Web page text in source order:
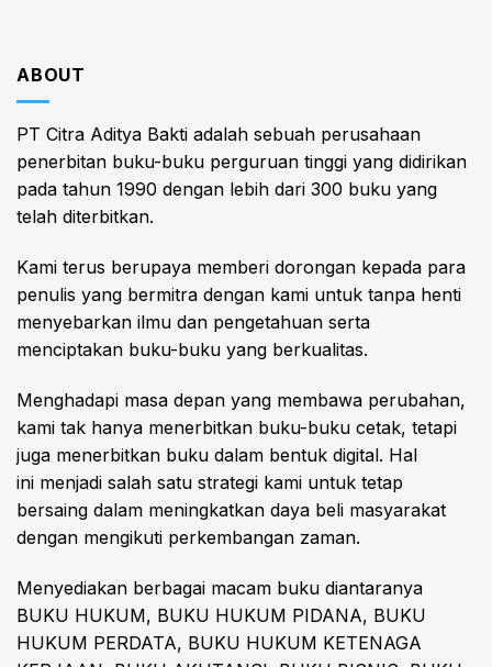
ABOUT
PT Citra Aditya Bakti adalah sebuah perusahaan
penerbitan buku-buku perguruan tinggi yang didirikan
pada tahun 1990 dengan lebih dari 300 buku yang
telah diterbitkan.
Kami terus berupaya memberi dorongan kepada para
penulis yang bermitra dengan kami untuk tanpa henti
menyebarkan ilmu dan pengetahuan serta
menciptakan buku-buku yang berkualitas.
Menghadapi masa depan yang membawa perubahan,
kami tak hanya menerbitkan buku-buku cetak, tetapi
juga menerbitkan buku dalam bentuk digital. Hal
ini menjadi salah satu strategi kami untuk tetap
bersaing dalam meningkatkan daya beli masyarakat
dengan mengikuti perkembangan zaman.
Menyediakan berbagai macam buku diantaranya
BUKU HUKUM, BUKU HUKUM PIDANA, BUKU
HUKUM PERDATA, BUKU HUKUM KETENAGA